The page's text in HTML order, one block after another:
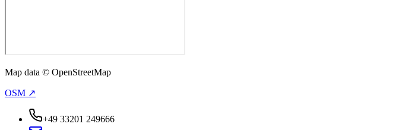
Map data © OpenStreetMap
OSM ↗
+49 33201 249666